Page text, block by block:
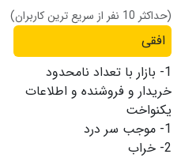
(حداکثر 10 نفر از سریع ترین کاربران)
افقی
1- بازار با تعداد نامحدود
خریدار و فروشنده و اطلاعات
یکنواخت
1- موجب سر درد
2- خراب